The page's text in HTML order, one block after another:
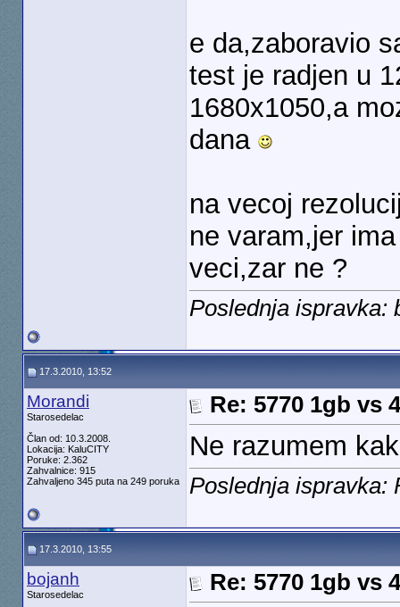
e da,zaboravio
test je radjen u
1680x1050,a
dana
na vecoj
ne varam,jer
veci,zar ne ?
Poslednja ispravka:
17.3.2010, 13:52
Morandi
Starosedelac
Član od: 10.3.2008.
Lokacija: KaluCITY
Poruke: 2.362
Zahvalnice: 915
Zahvaljeno 345 puta na 249 poruka
Re: 5770 1gb vs
Ne razumem
Poslednja ispravka:
17.3.2010, 13:55
bojanh
Starosedelac
Re: 5770 1gb vs